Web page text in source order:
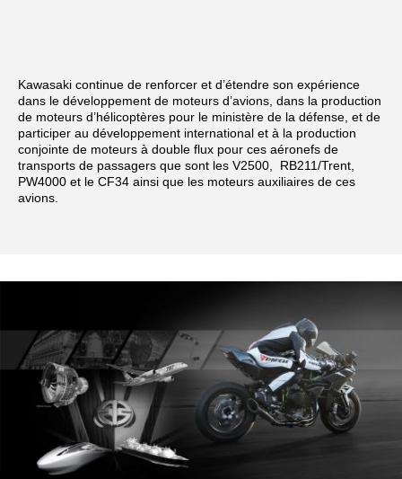
Kawasaki continue de renforcer et d’étendre son expérience
dans le développement de moteurs d’avions, dans la production
de moteurs d’hélicoptères pour le ministère de la défense, et de
participer au développement international et à la production
conjointe de moteurs à double flux pour ces aéronefs de
transports de passagers que sont les V2500, RB211/Trent,
PW4000 et le CF34 ainsi que les moteurs auxiliaires de ces
avions.